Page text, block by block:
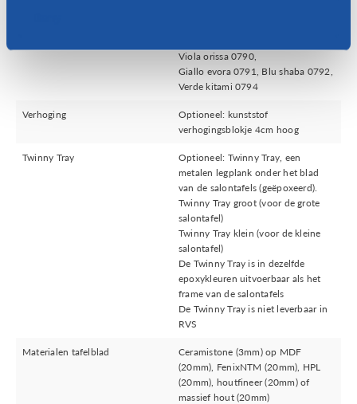
Viola orissa 0790,
Giallo evora 0791, Blu shaba 0792,
Verde kitami 0794
Verhoging
Optioneel: kunststof
verhogingsblokje 4cm hoog
Twinny Tray
Optioneel: Twinny Tray, een
metalen legplank onder het blad
van de salontafels (geëpoxeerd).
Twinny Tray groot (voor de grote
salontafel)
Twinny Tray klein (voor de kleine
salontafel)
De Twinny Tray is in dezelfde
epoxykleuren uitvoerbaar als het
frame van de salontafels
De Twinny Tray is niet leverbaar in
RVS
Materialen tafelblad
Ceramistone (3mm) op MDF
(20mm), FenixNTM (20mm), HPL
(20mm), houtfineer (20mm) of
massief hout (20mm)